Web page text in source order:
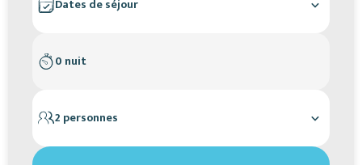
Dates de séjour
0 nuit
2 personnes